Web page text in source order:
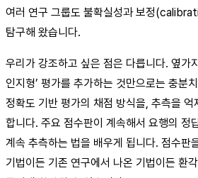
여러 연구 그룹도 불확실성과 보정
탐구해 왔습니다.
우리가 강조하고 싶은 점은 다릅니다. 옆가
인지형’ 평가를 추가하는 것만으로는 충분
정확도 기반 평가의 채점 방식을, 추측을
합니다. 주요 점수판이 계속해서 요행의 정
계속 추측하는 법을 배우게 됩니다. 점수판
기법이든 기존 연구에서 나온 기법이든 환